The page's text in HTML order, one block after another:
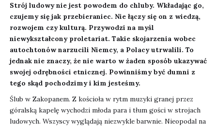
Strój ludowy nie jest powodem do chluby. Wkładając go,
czujemy się jak przebieraniec. Nie łączy się on z wiedzą,
rozwojem czy kulturą. Przywodzi na myśl
niewykształcony proletariat. Takie skojarzenia wobec
autochtonów narzucili Niemcy, a Polacy utrwalili. To
jednak nie znaczy, że nie warto w żaden sposób ukazywać
swojej odrębności etnicznej. Powinniśmy być dumni z
tego skąd pochodzimy i kim jesteśmy.
Ślub w Zakopanem. Z kościoła w rytm muzyki granej przez
góralską kapelę wychodzi młoda para i tłum gości w strojach
ludowych. Wszyscy wyglądają niezwykle barwnie. Nieopodal na